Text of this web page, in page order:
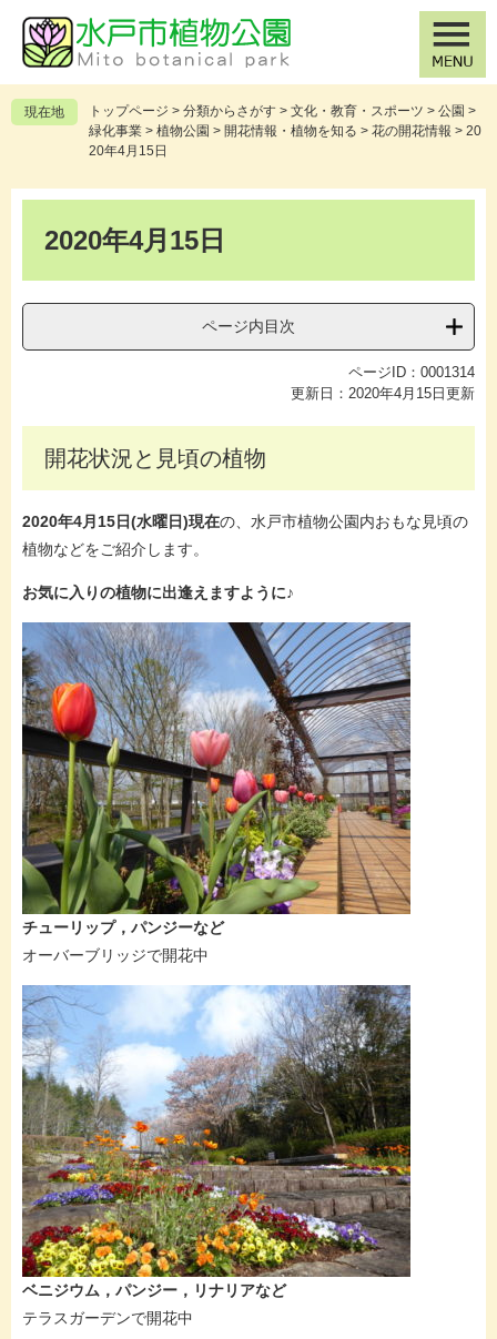
の
先
頭
ー
を
飛
現在地 トップページ > 分類からさがす > 文化・教育・スポーツ > 公園 >
緑化事業 > 植物公園 > 開花情報・植物を知る > 花の開花情報 > 20
20年4月15日
2020年4月15日
ページ内目次
ページID：0001314
更新日：2020年4月15日更新
開花状況と見頃の植物
2020年4月15日(水曜日)現在の、水戸市植物公園内おもな見頃の
植物などをご紹介します。
お気に入りの植物に出逢えますように♪
チューリップ，パンジーなど
オーバーブリッジで開花中
ベニジウム，パンジー，リナリアなど
テラスガーデンで開花中